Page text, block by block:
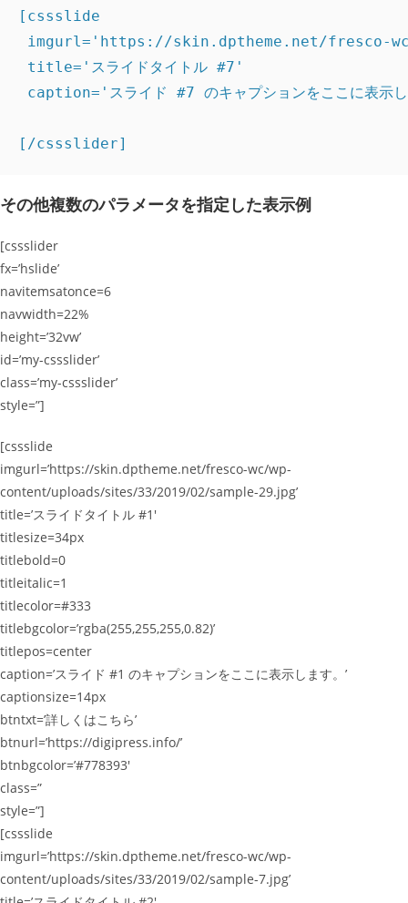
[cssslide
imgurl='https://skin.dptheme.net/fresco-
title='スライドタイトル #7'
caption='スライド #7 のキャプションをここに表示
[/cssslider]
その他複数のパラメータを指定した表示例
[cssslider
fx=’hslide’
navitemsatonce=6
navwidth=22%
height=’32vw’
id=’my-cssslider’
class=’my-cssslider’
style=”]
[cssslide
imgurl=’https://skin.dptheme.net/fresco-wc/wp-
content/uploads/sites/33/2019/02/sample-29.jpg’
title=’スライドタイトル #1′
titlesize=34px
titlebold=0
titleitalic=1
titlecolor=#333
titlebgcolor=’rgba(255,255,255,0.82)’
titlepos=center
caption=’スライド #1 のキャプションをここに表示します。’
captionsize=14px
btntxt=’詳しくはこちら’
btnurl=’https://digipress.info/’
btnbgcolor=’#778393′
class=”
style=”]
[cssslide
imgurl=’https://skin.dptheme.net/fresco-wc/wp-
content/uploads/sites/33/2019/02/sample-7.jpg’